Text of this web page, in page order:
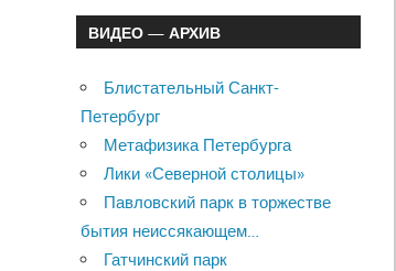
ВИДЕО — АРХИВ
Блистательный Санкт-
Петербург
Метафизика Петербурга
Лики «Северной столицы»
Павловский парк в торжестве
бытия неиссякающем…
Гатчинский парк